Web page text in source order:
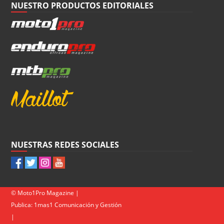
NUESTRO PRODUCTOS EDITORIALES
NUESTRAS REDES SOCIALES
© Moto1Pro Magazine |
Publica: 1mas1 Comunicación y Gestión
|